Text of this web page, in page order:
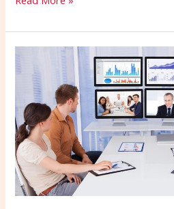
GODIŠNJI
ODMOR
REGRES,
RAZLIČITI
ANGAŽMANI
FIZIČKIH
LICA
(STUDENTI,